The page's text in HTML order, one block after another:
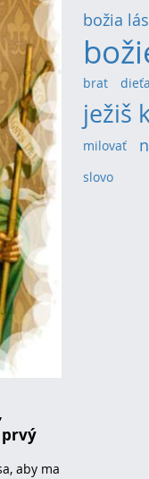
aby ma
božia
brat (3)
ježiš
milovať (4)
slovo